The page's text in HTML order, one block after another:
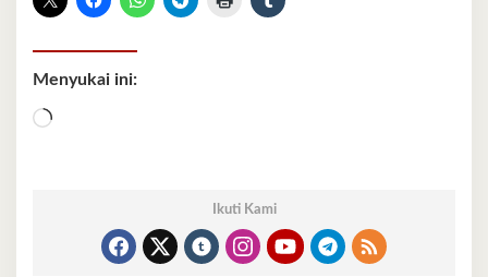
Menyukai ini:
Memuat...
Ikuti Kami